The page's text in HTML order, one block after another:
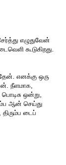
எழுதுவேன்
கூடுகிறது.
எனக்கு ஒரு
நீளமாக,
ஒன்று,
ஆன் செய்து
டைப்